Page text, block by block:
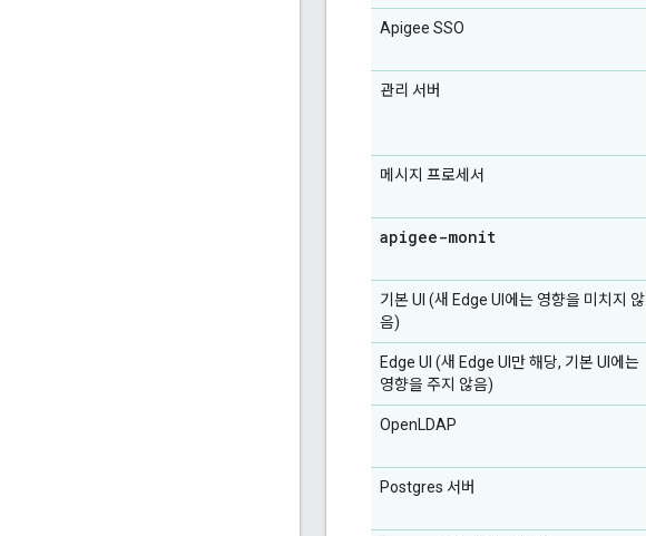
Apigee SSO
관리 서버
메시지 프로세서
apigee-monit
기본 UI (새 Edge UI에는 영향을 미치지 않
음)
Edge UI (새 Edge UI만 해당, 기본 UI에는
영향을 주지 않음)
OpenLDAP
Postgres 서버